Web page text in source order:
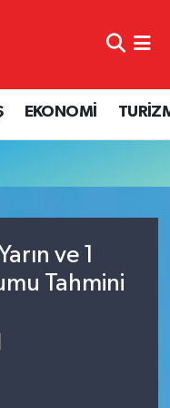
EKONOMİ
ve 1
Tahmini
Fikstür